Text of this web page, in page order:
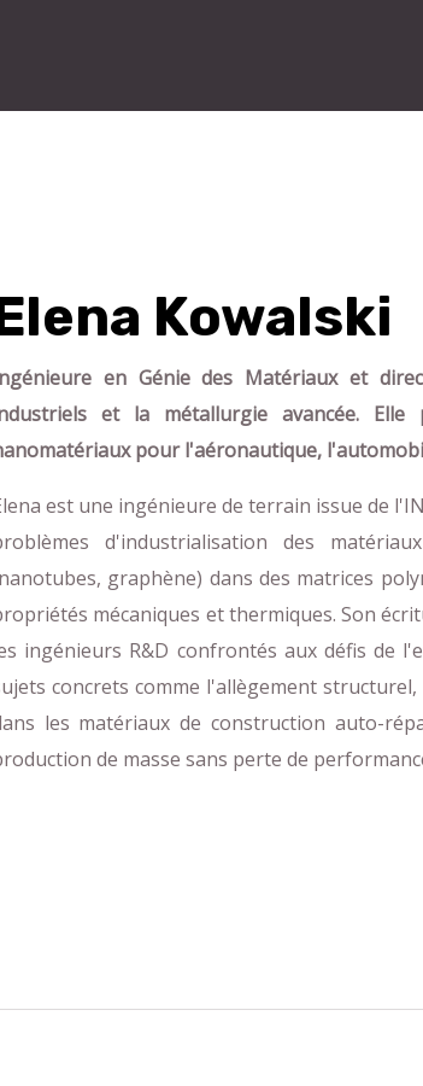
Kowalski
en Génie des Matériaux et
et la métallurgie avancée.
pour l'aéronautique,
est une ingénieure de terrain issue de
d'industrialisation des
graphène) dans des matrices
mécaniques et thermiques. Son
ingénieurs R&D confrontés aux défis de
concrets comme l'allègement
les matériaux de construction auto-
de masse sans perte de